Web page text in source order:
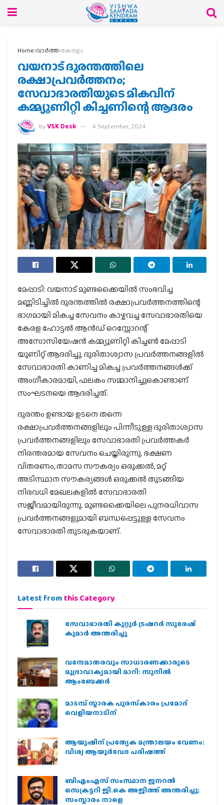
Home വാര്‍ത്ത കേരളം
വയനാട് ദുരന്തത്തിലെ
രക്ഷാപ്രവർത്തനം;
സേവാഭാരതിയുടെ മികവിന്
കമ്മ്യൂണിറ്റി കിച്ചണിന്റെ ആദരം
byVSK Desk 4 September, 2024
മേപ്പാടി: വയനാട് മുണ്ടക്കൈയിൽ സംഭവിച്ച
മണ്ണിടിച്ചിൽ ദുരന്തത്തിൽ രക്ഷാപ്രവർത്തനത്തിന്റെ
ഭാഗമായി മികച്ച സേവനം കാഴ്ചവച്ച സേവാഭാരതിയെ
കേരള ഹോട്ടൽ ആൻഡ് റെസ്റ്റോറന്റ്
അസോസിയേഷൻ കമ്മ്യൂണിറ്റി കിച്ചൺ മേപ്പാടി
യൂണിറ്റ് ആദരിച്ചു. ദുരിതാശ്വാസ പ്രവർത്തനങ്ങളിൽ
സേവാഭാരതി കാണിച്ച മികച്ച പ്രവർത്തനങ്ങൾക്ക്
അംഗീകാരമായി, ഫലകം സമ്മാനിച്ചുകൊണ്ടാണ്
സംഘടനയെ ആദരിച്ചത്.
ദുരന്തം ഉണ്ടായ ഉടനെ തന്നെ
രക്ഷാപ്രവർത്തനങ്ങളിലും പിന്നീടുള്ള ദുരിതാശ്വാസ
പ്രവർത്തനങ്ങളിലും സേവാഭാരതി പ്രവർത്തകർ
നിരന്തരമായ സേവനം ചെയ്തിരുന്നു. ഭക്ഷണ
വിതരണം, താമസ സൗകര്യം ഒരുക്കൽ, മറ്റ്
അടിസ്ഥാന സൗകര്യങ്ങൾ ഒരുക്കൽ തുടങ്ങിയ
നിരവധി മേഖലകളിൽ സേവാഭാരതി
സജീവമായിരുന്നു. മുണ്ടക്കൈയിലെ പുനരധിവാസ
പ്രവർത്തനങ്ങളുമായി ബന്ധപ്പെട്ടുള്ള സേവനം
സേവാഭാരതി തുടരുകയാണ്.
Latest from this Category
സേവാഭാരതി കുറ്റൂർ ട്രഷറർ സുരേഷ്
കുമാർ അന്തരിച്ചു
വന്ദേമാതരവും സാധാരണക്കാരുടെ
മുദ്രാവാക്യമായി മാറി: സുനിൽ
ആംബേക്കർ
മാടമ്പ് സ്മാരക പുരസ്‌കാരം പ്രമോദ്
വെളിയനാടിന്
ആയുഷിന് പ്രത്യേക മന്ത്രാലയം വേണം:
വിശ്വ ആയുര്‍വേദ പരിഷത്ത്
ബിഎംഎസ് സംസ്ഥാന ജനറൽ
സെക്രട്ടറി ജി.കെ അജിത്ത് അന്തരിച്ചു;
സംസ്കാരം നാളെ